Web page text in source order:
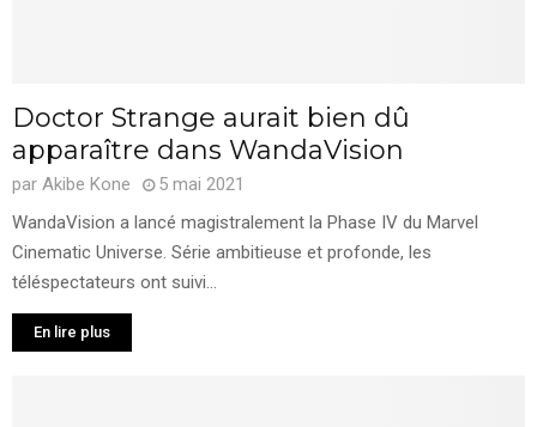
Doctor Strange aurait bien dû
apparaître dans WandaVision
par Akibe Kone
5 mai 2021
WandaVision a lancé magistralement la Phase IV du Marvel
Cinematic Universe. Série ambitieuse et profonde, les
téléspectateurs ont suivi...
En lire plus